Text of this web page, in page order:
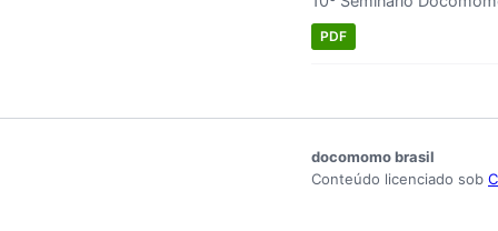
PDF
docomomo brasil
Conteúdo licenciado sob